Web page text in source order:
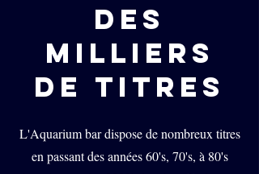
DES
MILLIERS
DE TITRES
L'Aquarium bar dispose de nombreux titres
en passant des années 60's, 70's, à 80's